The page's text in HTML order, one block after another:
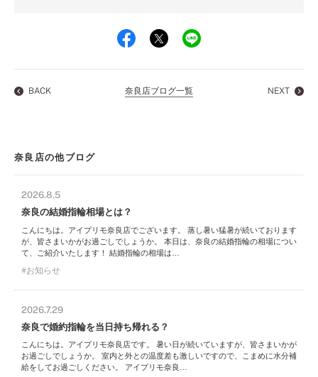
BACK 奈良店ブログ一覧 NEXT
奈良店の他ブログ
2026.8.5
奈良の結婚指輪相場とは？
こんにちは。アイプリモ奈良店でございます。 蒸し暑い猛暑が続いております
が、皆さまいかがお過ごしでしょうか。 本日は、奈良の結婚指輪の相場につい
て、ご紹介いたします！ 結婚指輪の相場は…
お知らせ
2026.7.29
奈良で婚約指輪を当日持ち帰れる？
こんにちは。アイプリモ奈良店です。 暑い日が続いていますが、皆さまいかが
お過ごしでしょうか。 室内と外との温度差も激しいですので、こまめに水分補
給をしてお過ごしください。 アイプリモ奈良…